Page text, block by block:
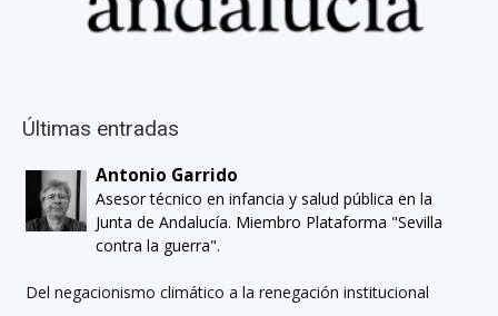
Últimas entradas
Antonio Garrido
Asesor técnico en infancia y salud pública en la
Junta de Andalucía. Miembro Plataforma "Sevilla
contra la guerra".
Del negacionismo climático a la renegación institucional